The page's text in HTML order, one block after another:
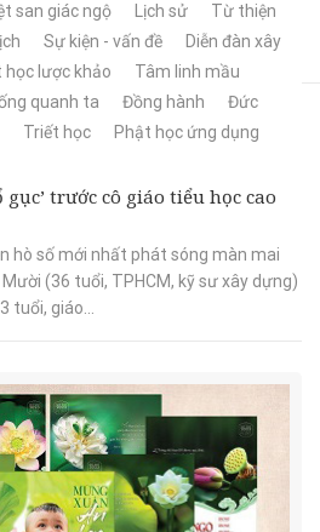
san giác ngộ Lịch sử
Từ thiện
Sự kiện - vấn đề
Diễn đàn xây
học lược khảo
Tâm linh mầu
quanh ta Đồng hành
Đức
Triết học Phật học ứng dụng
trước cô giáo tiểu học cao
hò số mới nhất phát sóng màn mai
(36 tuổi, TPHCM, kỹ sư xây dựng)
tuổi, giáo...